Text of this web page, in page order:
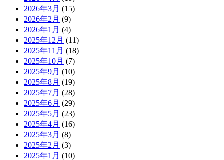
2026年3月 (15)
2026年2月 (9)
2026年1月 (4)
2025年12月 (11)
2025年11月 (18)
2025年10月 (7)
2025年9月 (10)
2025年8月 (19)
2025年7月 (28)
2025年6月 (29)
2025年5月 (23)
2025年4月 (16)
2025年3月 (8)
2025年2月 (3)
2025年1月 (10)